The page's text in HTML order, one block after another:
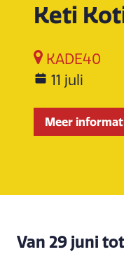
Keti
KADE40
11 juli
Meer
Van 29 juni